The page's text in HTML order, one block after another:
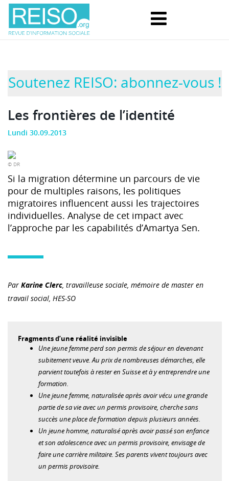
Soutenez REISO: abonnez-vous !
Les frontières de l’identité
Lundi 30.09.2013
© DR
Si la migration détermine un parcours de vie
pour de multiples raisons, les politiques
migratoires influencent aussi les trajectoires
individuelles. Analyse de cet impact avec
l’approche par les capabilités d’Amartya Sen.
Par Karine Clerc, travailleuse sociale, mémoire de master en
travail social, HES-SO
Fragments d’une réalité invisible
Une jeune femme perd son permis de séjour en devenant
subitement veuve. Au prix de nombreuses démarches, elle
parvient toutefois à rester en Suisse et à y entreprendre une
formation.
Une jeune femme, naturalisée après avoir vécu une grande
partie de sa vie avec un permis provisoire, cherche sans
succès une place de formation depuis plusieurs années.
Un jeune homme, naturalisé après avoir passé son enfance
et son adolescence avec un permis provisoire, envisage de
faire une carrière militaire. Ses parents vivent toujours avec
un permis provisoire.